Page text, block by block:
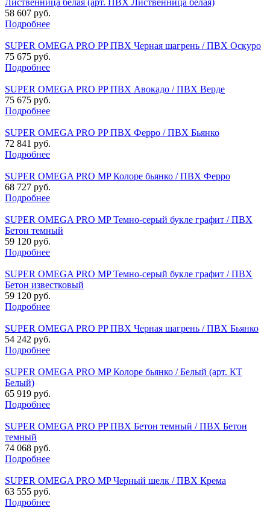
Лиственница белая (арт. ПВХ Лиственница белая)
58 607 руб.
Подробнее
SUPER OMEGA PRO PP ПВХ Черная шагрень / ПВХ Оскуро
75 675 руб.
Подробнее
SUPER OMEGA PRO PP ПВХ Авокадо / ПВХ Верде
75 675 руб.
Подробнее
SUPER OMEGA PRO PP ПВХ Ферро / ПВХ Бьянко
72 841 руб.
Подробнее
SUPER OMEGA PRO MP Колоре бьянко / ПВХ Ферро
68 727 руб.
Подробнее
SUPER OMEGA PRO MP Темно-серый букле графит / ПВХ
Бетон темный
59 120 руб.
Подробнее
SUPER OMEGA PRO MP Темно-серый букле графит / ПВХ
Бетон известковый
59 120 руб.
Подробнее
SUPER OMEGA PRO PP ПВХ Черная шагрень / ПВХ Бьянко
54 242 руб.
Подробнее
SUPER OMEGA PRO MP Колоре бьянко / Белый (арт. КТ
Белый)
65 919 руб.
Подробнее
SUPER OMEGA PRO PP ПВХ Бетон темный / ПВХ Бетон
темный
74 068 руб.
Подробнее
SUPER OMEGA PRO MP Черный шелк / ПВХ Крема
63 555 руб.
Подробнее